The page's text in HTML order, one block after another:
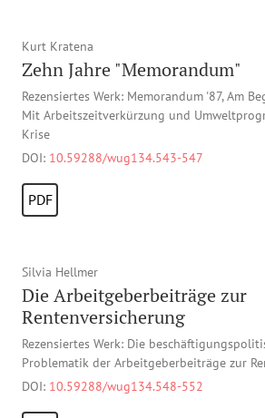
Kurt Kratena
Zehn Jahre "Memorandum"
Rezensiertes Werk: Memorandum '87, Am
Mit Arbeitszeitverkürzung und
Krise
DOI: 10.59288/wug134.543-547
PDF
Silvia Hellmer
Die Arbeitgeberbeiträge zur
Rentenversicherung
Rezensiertes Werk: Die
Problematik der Arbeitgeberbeiträge zur
DOI: 10.59288/wug134.548-552